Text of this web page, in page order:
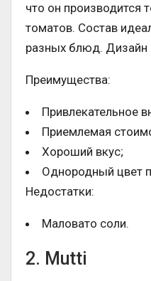
что он производится
томатов. Состав
разных блюд. Дизайн
Преимущества:
Привлекательное
Приемлемая
Хороший вкус;
Однородный цвет
Недостатки:
Маловато соли.
2. Mutti